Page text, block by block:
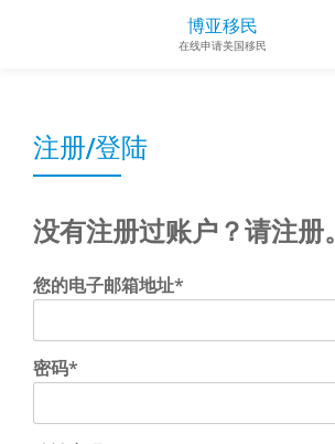
博亚移民
在线申请美国移民
注册/登陆
没有注册过账户？请注册。
您的电子邮箱地址*
密码*